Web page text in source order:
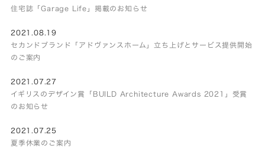
住宅誌「Garage Life」掲載のお知らせ
2021.08.19
セカンドブランド「アドヴァンスホーム」立ち上げとサービス提供開始
のご案内
2021.07.27
イギリスのデザイン賞「BUILD Architecture Awards 2021」受賞
のお知らせ
2021.07.25
夏季休業のご案内